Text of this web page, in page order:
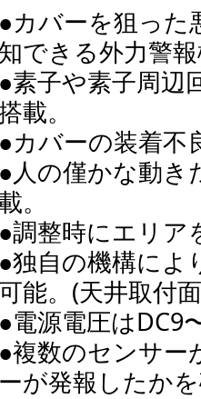
●カバーを狙った
知できる外力警
●素子や素子周辺
載。
●カバーの装着不
●人の僅かな動き
。
●調整時にエリア
●独自の機構によ
能。(天井取付
●電源電圧はDC9
●複数のセンサー
ーが発報したか